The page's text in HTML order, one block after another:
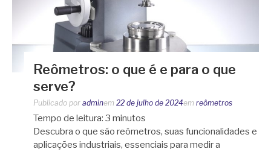
Reômetros: o que é e para o que
serve?
Publicado por adminem 22 de julho de 2024em reômetros
Tempo de leitura: 3 minutos
Descubra o que são reômetros, suas funcionalidades e
aplicações industriais, essenciais para medir a